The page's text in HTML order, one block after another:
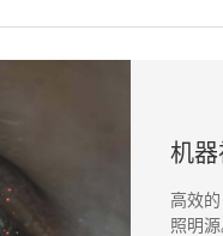
机
高效
照明